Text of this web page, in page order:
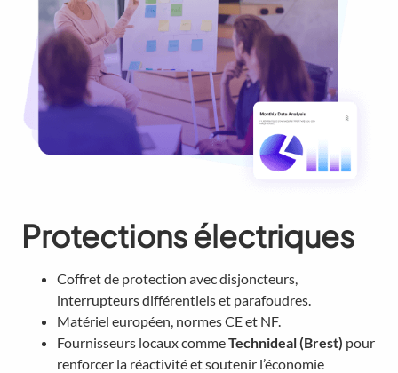
Protections électriques
Coffret de protection avec disjoncteurs,
interrupteurs différentiels et parafoudres.
Matériel européen, normes CE et NF.
Fournisseurs locaux commeTechnideal (Brest) pour
renforcer la réactivité et soutenir l’économie